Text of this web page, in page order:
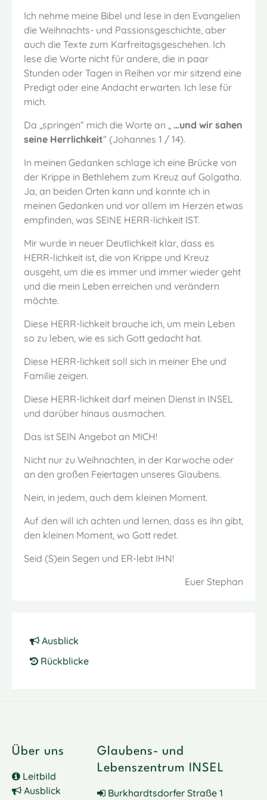
Ich nehme meine Bibel und lese in den Evangelien
die Weihnachts- und Passionsgeschichte, aber
auch die Texte zum Karfreitagsgeschehen. Ich
lese die Worte nicht für andere, die in paar
Stunden oder Tagen in Reihen vor mir sitzend eine
Predigt oder eine Andacht erwarten. Ich lese für
mich.
Da „springen“ mich die Worte an „ …und wir sahen
seine Herrlichkeit“ (Johannes 1 / 14).
In meinen Gedanken schlage ich eine Brücke von
der Krippe in Bethlehem zum Kreuz auf Golgatha.
Ja, an beiden Orten kann und konnte ich in
meinen Gedanken und vor allem im Herzen etwas
empfinden, was SEINE HERR-lichkeit IST.
Mir wurde in neuer Deutlichkeit klar, dass es
HERR-lichkeit ist, die von Krippe und Kreuz
ausgeht, um die es immer und immer wieder geht
und die mein Leben erreichen und verändern
möchte.
Diese HERR-lichkeit brauche ich, um mein Leben
so zu leben, wie es sich Gott gedacht hat.
Diese HERR-lichkeit soll sich in meiner Ehe und
Familie zeigen.
Diese HERR-lichkeit darf meinen Dienst in INSEL
und darüber hinaus ausmachen.
Das ist SEIN Angebot an MICH!
Nicht nur zu Weihnachten, in der Karwoche oder
an den großen Feiertagen unseres Glaubens.
Nein, in jedem, auch dem kleinen Moment.
Auf den will ich achten und lernen, dass es ihn gibt,
den kleinen Moment, wo Gott redet.
Seid (S)ein Segen und ER-lebt IHN!
Euer Stephan
Ausblick
Rückblicke
Über uns
Leitbild
Ausblick
Glaubens- und
Lebenszentrum INSEL
Burkhardtsdorfer Straße 1